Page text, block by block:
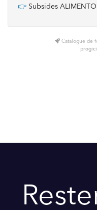
👉 Subsides ALIMENTO
Catalogue de